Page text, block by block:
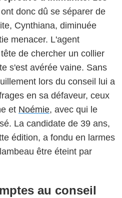
donc dû se séparer de
Cynthiana, diminuée
menacer. L'agent
de chercher un collier
s'est avérée vaine. Sans
lors du conseil lui a
en sa défaveur, ceux
et Noémie, avec qui le
La candidate de 39 ans,
édition, a fondu en larmes
être éteint par
au conseil